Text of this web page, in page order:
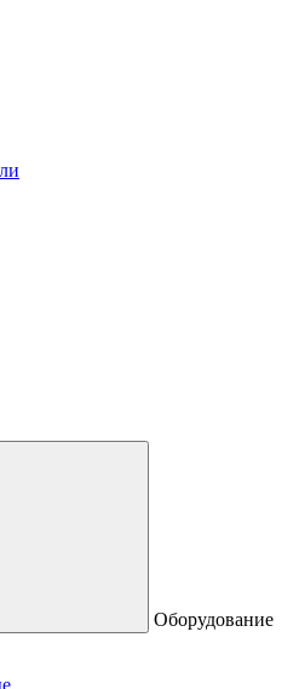
Оборудование